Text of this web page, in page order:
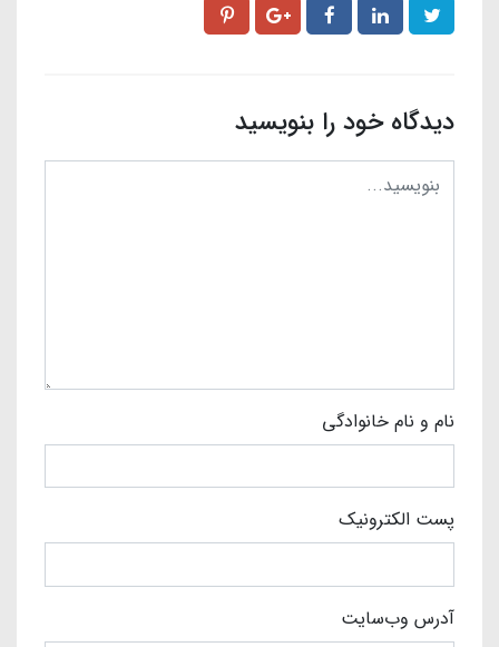
دیدگاه خود را بنویسید
نام و نام خانوادگی
پست الکترونیک
آدرس وب‌سایت